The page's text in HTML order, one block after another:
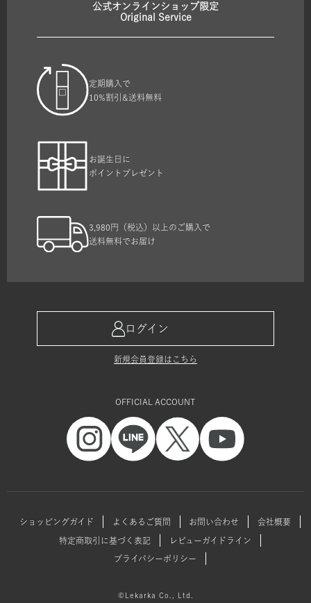
公式オンラインショップ限定
Original Service
定期購入で
10%割引&送料無料
お誕生日に
ポイントプレゼント
3,980円（税込）以上のご購入で
送料無料でお届け
ログイン
新規会員登録はこちら
OFFICIAL ACCOUNT
ショッピングガイド よくあるご質問 お問い合わせ 会社概要
特定商取引に基づく表記 レビューガイドライン
プライバシーポリシー
©Lekarka Co., Ltd.